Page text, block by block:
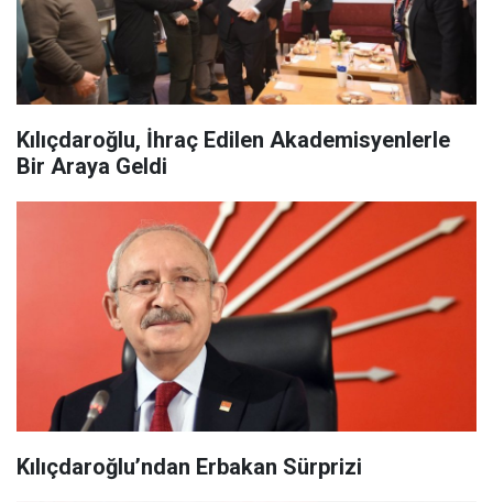
Kılıçdaroğlu, İhraç Edilen Akademisyenlerle
Bir Araya Geldi
Kılıçdaroğlu’ndan Erbakan Sürprizi